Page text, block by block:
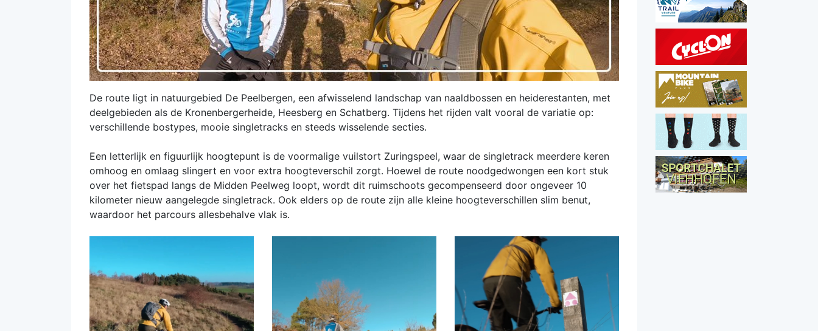
De route ligt in natuurgebied De Peelbergen, een afwisselend landschap van naaldbossen en heiderestanten, met
deelgebieden als de Kronenbergerheide, Heesberg en Schatberg. Tijdens het rijden valt vooral de variatie op:
verschillende bostypes, mooie singletracks en steeds wisselende secties.
Een letterlijk en figuurlijk hoogtepunt is de voormalige vuilstort Zuringspeel, waar de singletrack meerdere keren
omhoog en omlaag slingert en voor extra hoogteverschil zorgt. Hoewel de route noodgedwongen een kort stuk
over het fietspad langs de Midden Peelweg loopt, wordt dit ruimschoots gecompenseerd door ongeveer 10
kilometer nieuw aangelegde singletrack. Ook elders op de route zijn alle kleine hoogteverschillen slim benut,
waardoor het parcours allesbehalve vlak is.